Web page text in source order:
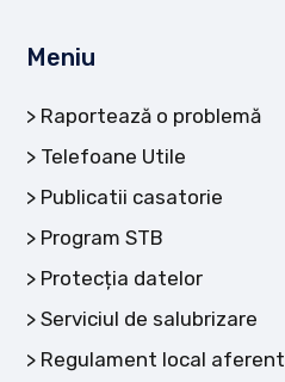
Meniu
Raportează o problemă
Telefoane Utile
Publicatii casatorie
Program STB
Protecția datelor
Serviciul de salubrizare
Regulament local aferent